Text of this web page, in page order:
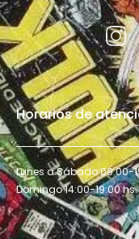
Horarios de
Lunes a Sábado 09:00-
Domingo 14:00-19:00 hs.